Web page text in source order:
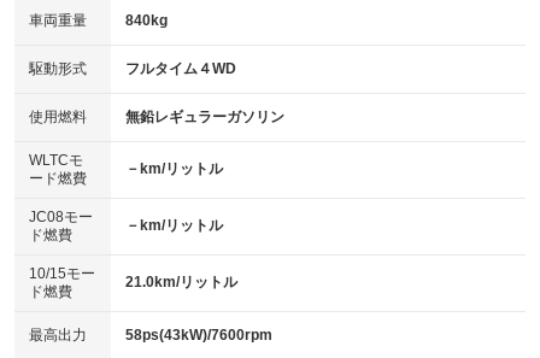
アイドリングストップ
：装備なし
USB入力端子
：装備なし
100V電源
：装備なし
センターデフロック
：装備なし
電動格納ミラー
：装備あり
キーレス
HID(キセノンライト)
：装備なし
バックカメラ
：装備なし
エアロ
：装備なし
：装備なし
パワーシート
ベンチシート
：装備なし
チップアップシート
：装備なし
車両重量 840kg
駆動形式 フルタイム４WD
使用燃料 無鉛レギュラーガソリン
WLTCモ
ード燃費
－km/リットル
JC08モー
ド燃費
－km/リットル
10/15モー
ド燃費
21.0km/リットル
最高出力 58ps(43kW)/7600rpm